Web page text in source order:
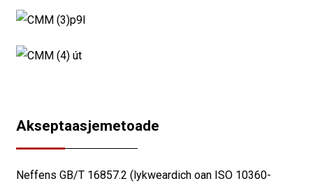
Akseptaasjemetoade
Neffens GB/T 16857.2 (lykweardich oan ISO 10360-